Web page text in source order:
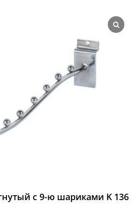
с 9-ю шариками K 136